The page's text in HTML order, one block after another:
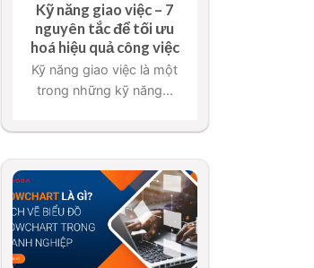
Kỹ năng giao việc – 7
nguyên tắc để tối ưu
hoá hiệu quả công việc
Kỹ năng giao việc là một
trong những kỹ năng...